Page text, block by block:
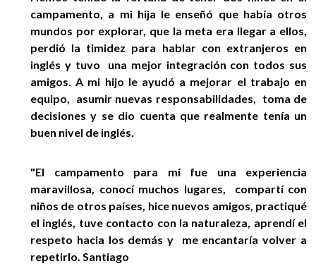
campamento, a mi hija le enseñó que había otros
mundos por explorar, que la meta era llegar a ellos,
perdió la timidez para hablar con extranjeros en
inglés y tuvo una mejor integración con todos sus
amigos. A mi hijo le ayudó a mejorar el trabajo en
equipo, asumir nuevas responsabilidades, toma de
decisiones y se dio cuenta que realmente tenía un
buen nivel de inglés.
"El campamento para mí fue una experiencia
maravillosa, conocí muchos lugares, compartí con
niños de otros países, hice nuevos amigos, practiqué
el inglés, tuve contacto con la naturaleza, aprendí el
respeto hacia los demás y me encantaría volver a
repetirlo. Santiago